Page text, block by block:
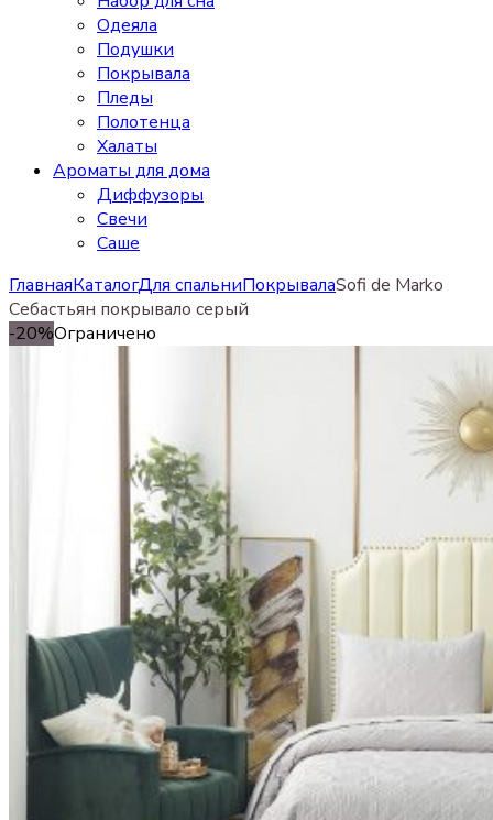
Одеяла
Подушки
Покрывала
Пледы
Полотенца
Халаты
Ароматы для дома
Диффузоры
Свечи
Cаше
ГлавнаяКаталогДля спальниПокрывалаSofi de Marko
Себастьян покрывало серый
-20%Ограничено